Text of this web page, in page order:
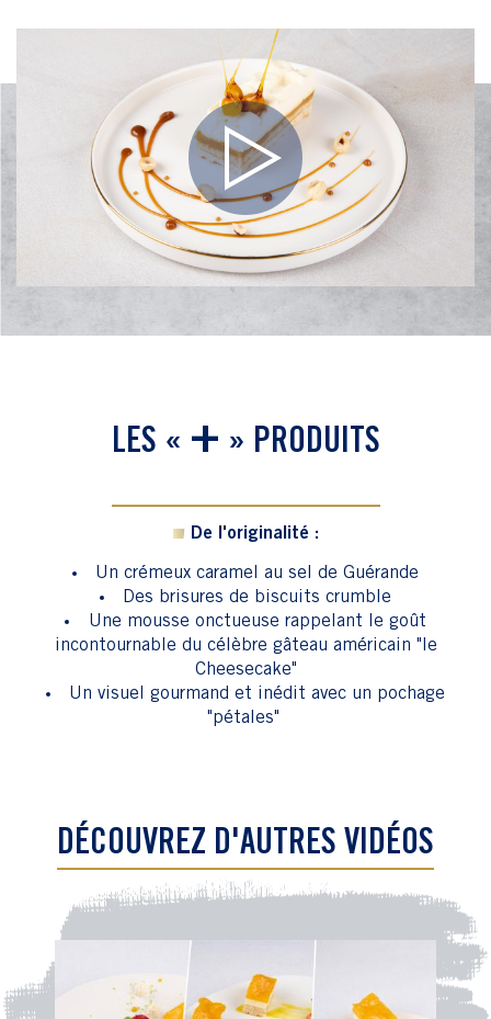
Play
LES « + » PRODUITS
De l'originalité :
Un crémeux caramel au sel de Guérande
Des brisures de biscuits crumble
Une mousse onctueuse rappelant le goût
incontournable du célèbre gâteau américain "le
Cheesecake"
Un visuel gourmand et inédit avec un pochage
"pétales"
DÉCOUVREZ D'AUTRES VIDÉOS